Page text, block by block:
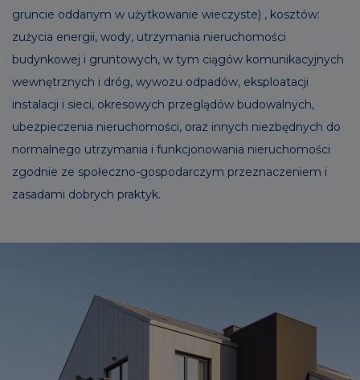
gruncie oddanym w użytkowanie wieczyste) , kosztów:
zużycia energii, wody, utrzymania nieruchomości
budynkowej i gruntowych, w tym ciągów komunikacyjnych
wewnętrznych i dróg, wywozu odpadów, eksploatacji
instalacji i sieci, okresowych przeglądów budowalnych,
ubezpieczenia nieruchomości, oraz innych niezbędnych do
normalnego utrzymania i funkcjonowania nieruchomości
zgodnie ze społeczno-gospodarczym przeznaczeniem i
zasadami dobrych praktyk.